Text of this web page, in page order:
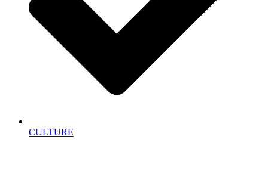
CULTURE